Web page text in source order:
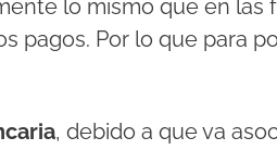
lo mismo que en las
pagos. Por lo que para
, debido a que va